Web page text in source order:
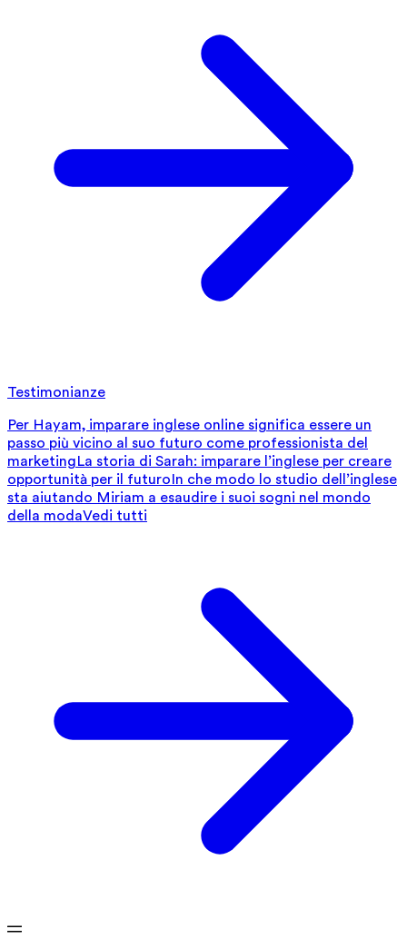
Testimonianze
Per Hayam, imparare inglese online significa essere un
passo più vicino al suo futuro come professionista del
marketingLa storia di Sarah: imparare l’inglese per creare
opportunità per il futuroIn che modo lo studio dell’inglese
sta aiutando Miriam a esaudire i suoi sogni nel mondo
della modaVedi tutti